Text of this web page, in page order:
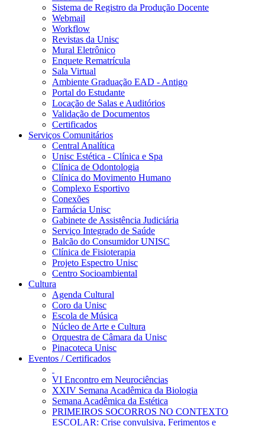
Sistema de Registro da Produção Docente
Webmail
Workflow
Revistas da Unisc
Mural Eletrônico
Enquete Rematrícula
Sala Virtual
Ambiente Graduação EAD - Antigo
Portal do Estudante
Locação de Salas e Auditórios
Validação de Documentos
Certificados
Serviços Comunitários
Central Analítica
Unisc Estética - Clínica e Spa
Clínica de Odontologia
Clínica do Movimento Humano
Complexo Esportivo
Conexões
Farmácia Unisc
Gabinete de Assistência Judiciária
Serviço Integrado de Saúde
Balcão do Consumidor UNISC
Clínica de Fisioterapia
Projeto Espectro Unisc
Centro Socioambiental
Cultura
Agenda Cultural
Coro da Unisc
Escola de Música
Núcleo de Arte e Cultura
Orquestra de Câmara da Unisc
Pinacoteca Unisc
Eventos / Certificados
VI Encontro em Neurociências
XXIV Semana Acadêmica da Biologia
Semana Acadêmica da Estética
PRIMEIROS SOCORROS NO CONTEXTO
ESCOLAR: Crise convulsiva, Ferimentos e